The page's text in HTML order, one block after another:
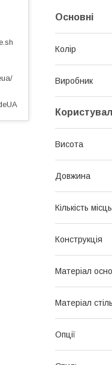
Основні
Колір
Виробник
Висота
Довжина
Кількість місць
Конструкція
Матеріал
Матеріал
Опції